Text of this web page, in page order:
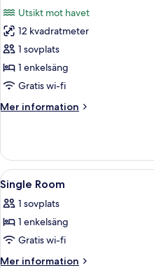
foton
för
Enkelrum
Utsikt mot havet
12 kvadratmeter
1 sovplats
1 enkelsäng
Gratis wi-fi
Mer information
Mer
Öppna
alla
foton
för
Single
Room
5
Single Room
1 sovplats
1 enkelsäng
Gratis wi-fi
Mer information
Mer